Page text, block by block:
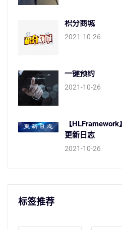
积分商城
2021-10-26
一键预约
2021-10-26
【
更新日志
2021-10-26
标签推荐